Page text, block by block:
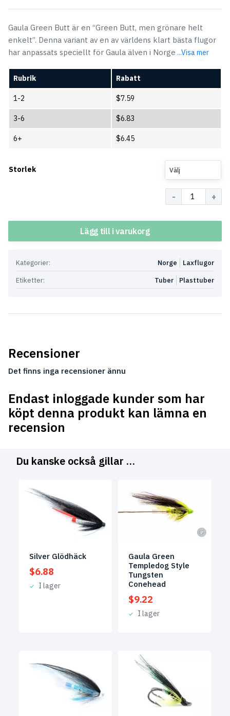
Gaula Green Butt är en “Green Butt, men grönare helt
enkelt”. Denna variant av en av världens klart bästa flugor
har anpassats speciellt för Gaula älven i Norge ...Visa mer
Rubrik Rabatt
1-2 $7.59
3-6 $6.83
6+ $6.45
Storlek Välj
Lägg till i varukorg
Kategorier: Laxflugor
Norge
Etiketter:
Plasttuber
Tuber
Recensioner
Det finns inga recensioner ännu
Endast inloggade kunder som har
köpt denna produkt kan lämna en
recension
Du kanske också gillar …
Silver Glödhäck
$6.88
I lager
Gaula Green
Templedog Style
Tungsten
Conehead
$9.22
I lager